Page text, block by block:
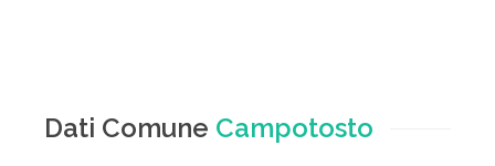
Dati Comune Campotosto